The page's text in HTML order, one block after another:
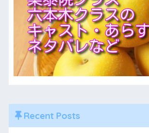
Recent Posts